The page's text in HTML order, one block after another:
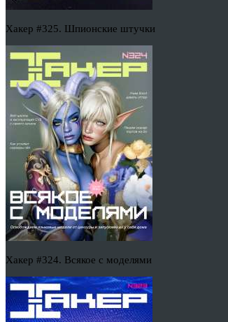
Хакер #325. Шпионские штучки
Хакер #324. Всякое с моделями